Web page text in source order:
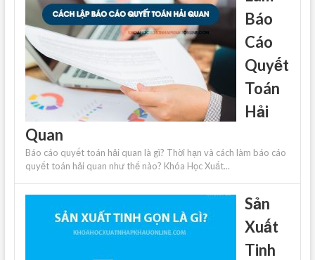
Báo
Cáo
Quyết
Toán
Hải
Quan
Báo cáo quyết toán hải quan là gì? Thời hạn và cách làm báo cáo
quyết toán hải quan như thế nào? Khóa Học Xuất...
Sản
Xuất
Tinh